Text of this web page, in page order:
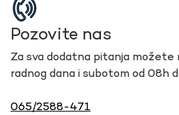
Pozovite nas
Za sva dodatna pitanja možete
radnog dana i subotom od 08h
065/2588-471